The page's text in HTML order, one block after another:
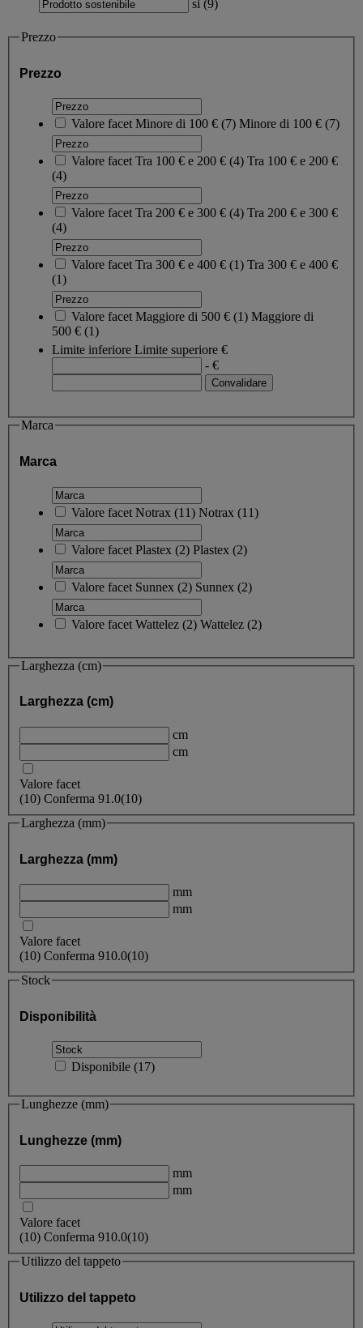
si (9)
Prezzo
Prezzo
Valore facet Minore di 100 € (7) Minore di 100 € (7)
Valore facet Tra 100 € e 200 € (4) Tra 100 € e 200 €
(4)
Valore facet Tra 200 € e 300 € (4) Tra 200 € e 300 €
(4)
Valore facet Tra 300 € e 400 € (1) Tra 300 € e 400 €
(1)
Valore facet Maggiore di 500 € (1) Maggiore di
500 € (1)
Limite inferiore Limite superiore €
- €
Marca
Marca
Valore facet Notrax (11) Notrax (11)
Valore facet Plastex (2) Plastex (2)
Valore facet Sunnex (2) Sunnex (2)
Valore facet Wattelez (2) Wattelez (2)
Larghezza (cm)
Larghezza (cm)
cm
cm
Valore facet
(10) Conferma 91.0(10)
Larghezza (mm)
Larghezza (mm)
mm
mm
Valore facet
(10) Conferma 910.0(10)
Stock
Disponibilità
Disponibile (17)
Lunghezze (mm)
Lunghezze (mm)
mm
mm
Valore facet
(10) Conferma 910.0(10)
Utilizzo del tappeto
Utilizzo del tappeto